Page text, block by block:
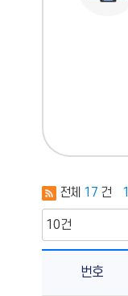
전체 17 건 1
번호